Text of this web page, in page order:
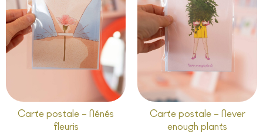
Carte postale – Nénés
fleuris
Carte postale – Never
enough plants